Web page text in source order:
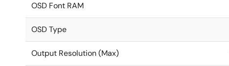
OSD Font RAM
OSD Type
Output Resolution (Max)